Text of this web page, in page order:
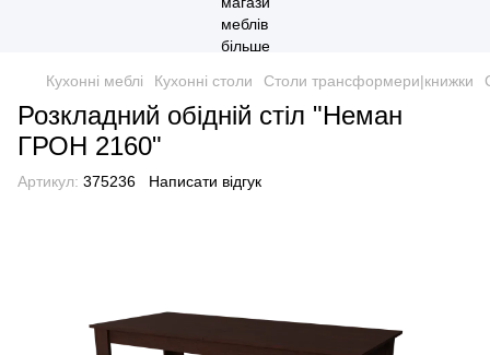
Кухонні меблі Кухонні столи Столи трансформери|книжки
Розкладний обідній стіл "Неман
ГРОН 2160"
Артикул: 375236 Написати відгук